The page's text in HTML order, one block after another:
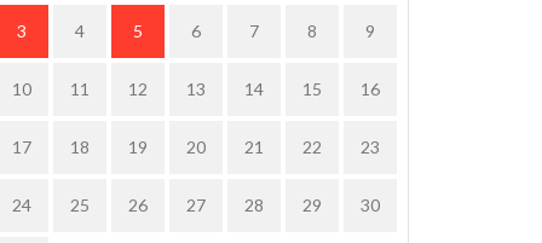
3 4 5 6 7 8 9
10 11 12 13 14 15 16
17 18 19 20 21 22 23
24 25 26 27 28 29 30